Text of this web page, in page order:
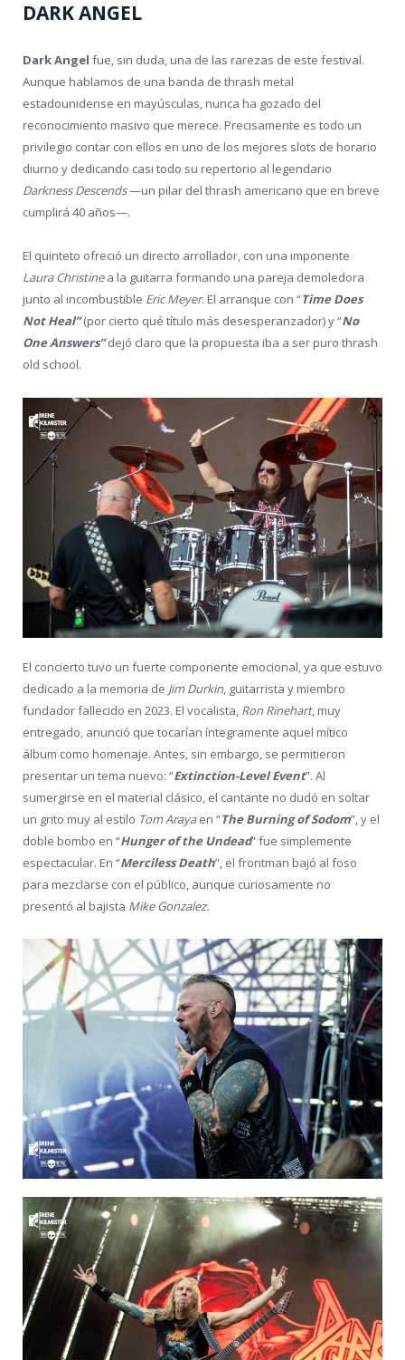
DARK ANGEL
Dark Angel fue, sin duda, una de las rarezas de este festival.
Aunque hablamos de una banda de thrash metal
estadounidense en mayúsculas, nunca ha gozado del
reconocimiento masivo que merece. Precisamente es todo un
privilegio contar con ellos en uno de los mejores slots de horario
diurno y dedicando casi todo su repertorio al legendario
Darkness Descends—un pilar del thrash americano que en breve
cumplirá 40 años—.
El quinteto ofreció un directo arrollador, con una imponente
Laura Christinea la guitarra formando una pareja demoledora
junto al incombustible Eric Meyer. El arranque con “Time Does
Not Heal”(por cierto qué título más desesperanzador) y “No
One Answers”dejó claro que la propuesta iba a ser puro thrash
old school.
El concierto tuvo un fuerte componente emocional, ya que estuvo
dedicado a la memoria de Jim Durkin, guitarrista y miembro
fundador fallecido en 2023. El vocalista, Ron Rinehart, muy
entregado, anunció que tocarían íntegramente aquel mítico
álbum como homenaje. Antes, sin embargo, se permitieron
presentar un tema nuevo: “Extinction-Level Event”. Al
sumergirse en el material clásico, el cantante no dudó en soltar
un grito muy al estilo Tom Arayaen “The Burning of Sodom”, y el
doble bombo en “Hunger of the Undead” fue simplemente
espectacular. En “Merciless Death”, el frontman bajó al foso
para mezclarse con el público, aunque curiosamente no
presentó al bajista Mike Gonzalez.